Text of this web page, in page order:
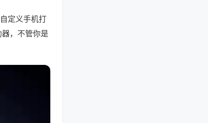
定义手机打
，不管你是